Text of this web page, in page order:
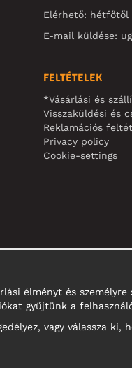
Elérhető: hétfőtől
E-mail küldése:
FELTÉTELEK
*Vásárlási és
Visszaküldési és
Reklamációs
Privacy policy
Cookie-settings
élményt és
gyűjtünk a
vagy válassza